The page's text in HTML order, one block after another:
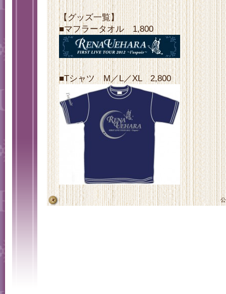
【グッズ一覧】
■マフラータオル 1,800
■Tシャツ M／L／XL 2,800